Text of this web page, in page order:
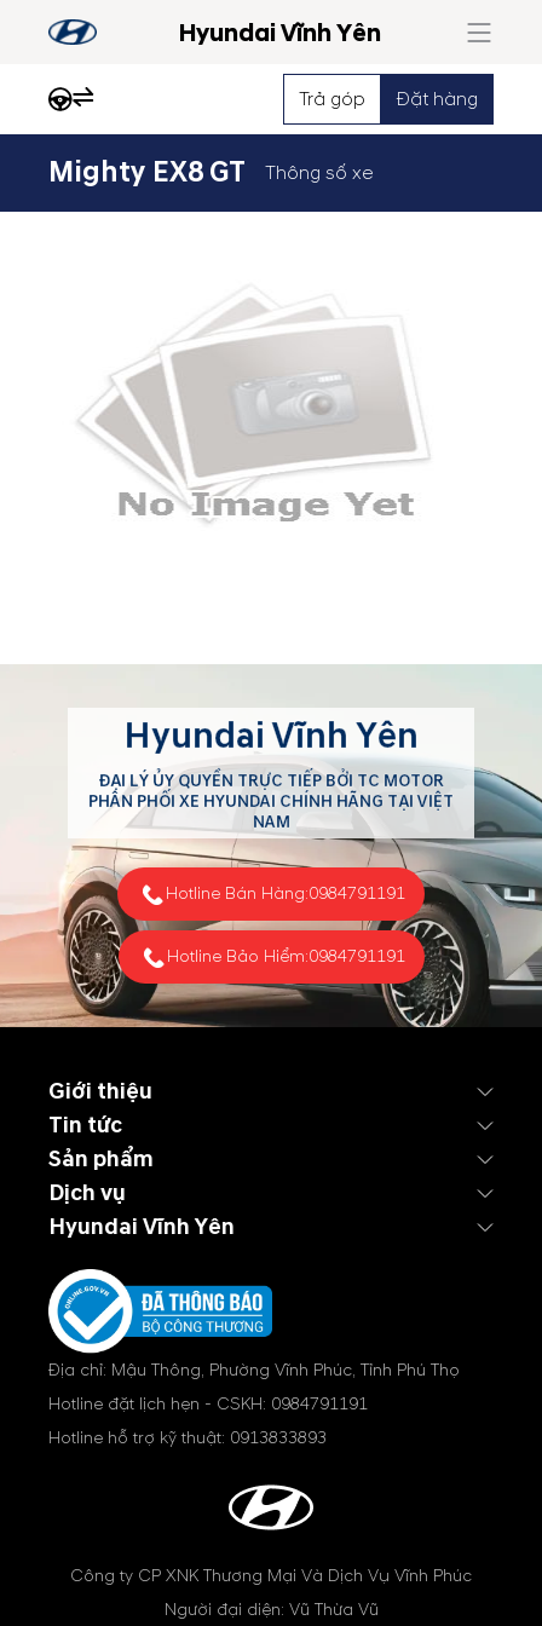
Hyundai Vĩnh Yên
Trả góp Đặt hàng
Mighty EX8 GT Thông số xe
Hyundai Vĩnh Yên
ĐẠI LÝ ỦY QUYỀN TRỰC TIẾP BỞI TC MOTOR
PHÂN PHỐI XE HYUNDAI CHÍNH HÃNG TẠI VIỆT
NAM
Hotline Bán Hàng:0984791191
Hotline Bảo Hiểm:0984791191
Giới thiệu
Tin tức
Sản phẩm
Dịch vụ
Hyundai Vĩnh Yên
Địa chỉ: Mậu Thông, Phường Vĩnh Phúc, Tỉnh Phú Thọ
Hotline đặt lịch hẹn - CSKH: 0984791191
Hotline hỗ trợ kỹ thuật: 0913833893
Công ty CP XNK Thương Mại Và Dịch Vụ Vĩnh Phúc
Người đại diện: Vũ Thừa Vũ